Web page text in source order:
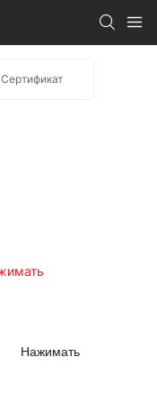
Сертификат
Нажимать